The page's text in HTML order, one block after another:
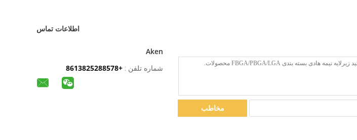
اطلاعات تماس
Aken
شماره تلفن : +8613825288578
مخاطب